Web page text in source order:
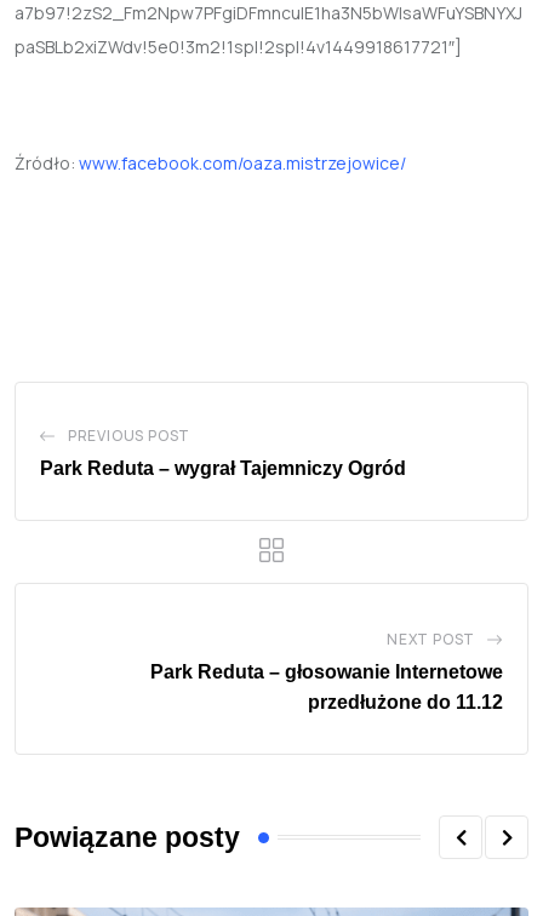
a7b97!2zS2_Fm2Npw7PFgiDFmncuIE1ha3N5bWlsaWFuYSBNYXJ
paSBLb2xiZWdv!5e0!3m2!1spl!2spl!4v1449918617721″]
Źródło: www.facebook.com/oaza.mistrzejowice/
PREVIOUS POST
Park Reduta – wygrał Tajemniczy Ogród
NEXT POST
Park Reduta – głosowanie Internetowe
przedłużone do 11.12
Powiązane posty